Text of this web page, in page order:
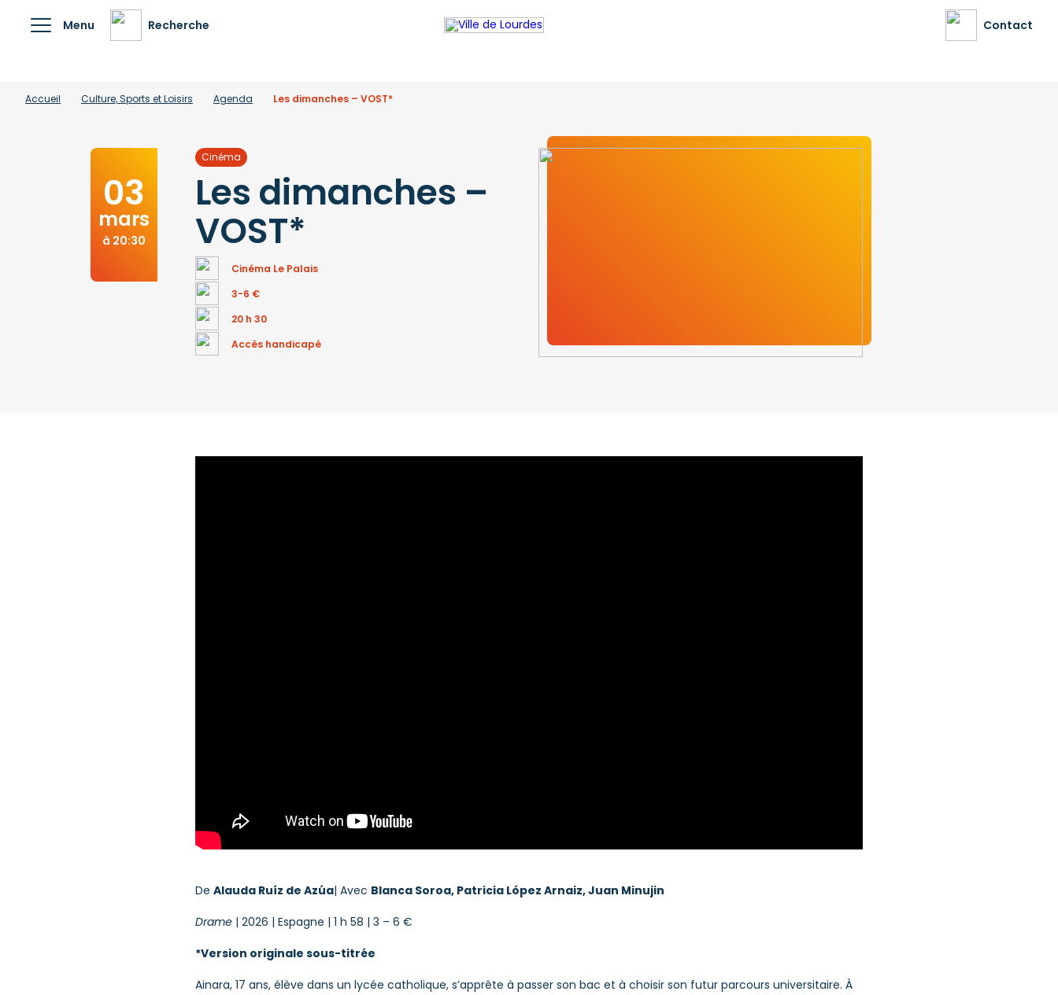
Menu Recherche Contact
Accueil Culture, Sports et Loisirs Agenda Les dimanches – VOST*
03
mars
à 20:30
Cinéma
Les dimanches –
VOST*
Cinéma Le Palais
3-6 €
20 h 30
Accès handicapé
De Alauda Ruíz de Azúa| Avec Blanca Soroa, Patricia López Arnaiz, Juan Minujin
Drame | 2026 | Espagne | 1 h 58 | 3 – 6 €
*Version originale sous-titrée
Ainara, 17 ans, élève dans un lycée catholique, s’apprête à passer son bac et à choisir son futur parcours universitaire. À